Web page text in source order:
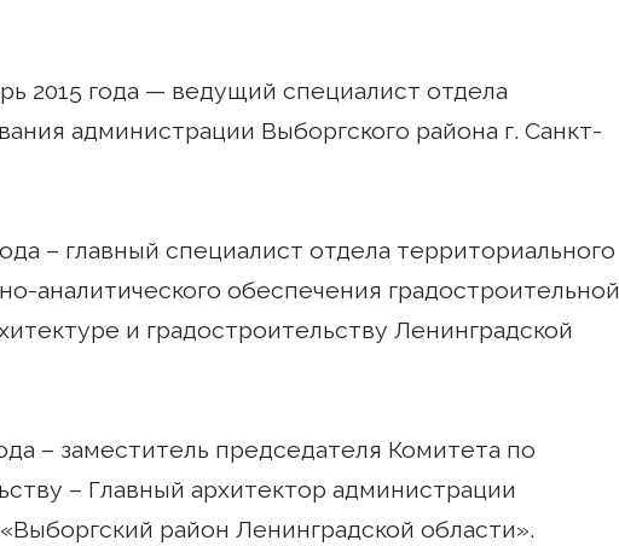
2015 года — ведущий специалист отдела
администрации Выборгского района г. Санкт-
– главный специалист отдела территориального
аналитического обеспечения градостроительной
и градостроительству Ленинградской
– заместитель председателя Комитета по
– Главный архитектор администрации
район Ленинградской области».